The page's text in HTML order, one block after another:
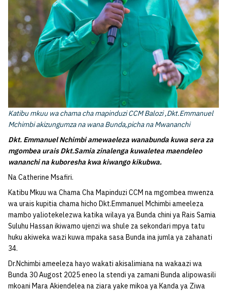
Katibu mkuu wa chama cha mapinduzi CCM Balozi ,Dkt.Emmanuel
Mchimbi akizungumza na wana Bunda,picha na Mwananchi
Dkt. Emmanuel Nchimbi amewaeleza wanabunda kuwa sera za
mgombea urais Dkt.Samia zinalenga kuwaletea maendeleo
wananchi na kuboresha kwa kiwango kikubwa.
Na Catherine Msafiri.
Katibu Mkuu wa Chama Cha Mapinduzi CCM na mgombea mwenza
wa urais kupitia chama hicho Dkt.Emmanuel Mchimbi ameeleza
mambo yaliotekelezwa katika wilaya ya Bunda chini ya Rais Samia
Suluhu Hassan ikiwamo ujenzi wa shule za sekondari mpya tatu
huku akiweka wazi kuwa mpaka sasa Bunda ina jumla ya zahanati
34.
Dr.Nchimbi ameeleza hayo wakati akisalimiana na wakaazi wa
Bunda 30 Augost 2025 eneo la stendi ya zamani Bunda alipowasili
mkoani Mara Akiendelea na ziara yake mikoa ya Kanda ya Ziwa